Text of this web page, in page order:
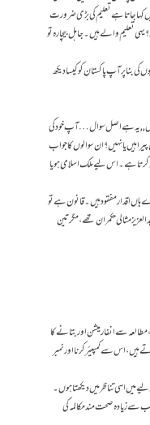
کہا جاتا ہے تعلیم کی بڑی ضرورت
تعلیم والے ہیں۔ جاہل بیچارہ تو
کی بنا پر آپ پاکستان کو کیسا دیکھ
,, یہ ہے اصل سوال… آپ خود کی
ہیں یانہیں؟ ان سوالوں کا جواب
کرتا ہے۔ اس لیے ملک اسلامی ہو یا
ہاں اقدار مفقود ہیں۔ قانون ہے تو
مثالی حکمران تھے، مگر تین
سے انفارمیشن اور بتانے کا
ہیں، اس سے کمپیئر کرنا اور نمبر
میں اسی تناظر میں دیکھتا ہوں۔
سے زیادہ صحت مند مکالمہ کی